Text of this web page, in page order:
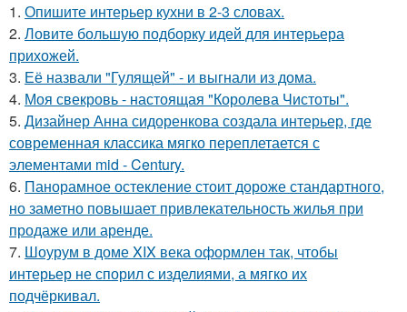
1. Опишите интерьер кухни в 2-3 словах.
2. Ловите большую подборку идей для интерьера
прихожей.
3. Её назвали "Гулящей" - и выгнали из дома.
4. Моя свекровь - настоящая "Королева Чистоты".
5. Дизайнер Анна сидоренкова создала интерьер, где
современная классика мягко переплетается с
элементами mid - Century.
6. Панорамное остекление стоит дороже стандартного,
но заметно повышает привлекательность жилья при
продаже или аренде.
7. Шоурум в доме XIX века оформлен так, чтобы
интерьер не спорил с изделиями, а мягко их
подчёркивал.